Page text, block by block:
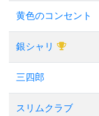
黄色のコンセント
銀シャリ
三四郎
スリムクラブ